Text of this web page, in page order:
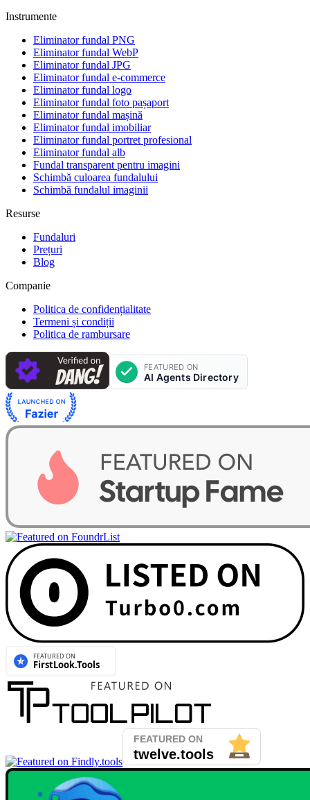
Instrumente
Eliminator fundal PNG
Eliminator fundal WebP
Eliminator fundal JPG
Eliminator fundal e-commerce
Eliminator fundal logo
Eliminator fundal foto pașaport
Eliminator fundal mașină
Eliminator fundal imobiliar
Eliminator fundal portret profesional
Eliminator fundal alb
Fundal transparent pentru imagini
Schimbă culoarea fundalului
Schimbă fundalul imaginii
Resurse
Fundaluri
Prețuri
Blog
Companie
Politica de confidențialitate
Termeni și condiții
Politica de rambursare